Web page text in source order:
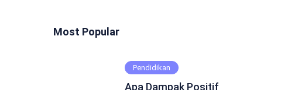
Most Popular
Pendidikan
Apa Dampak Positif